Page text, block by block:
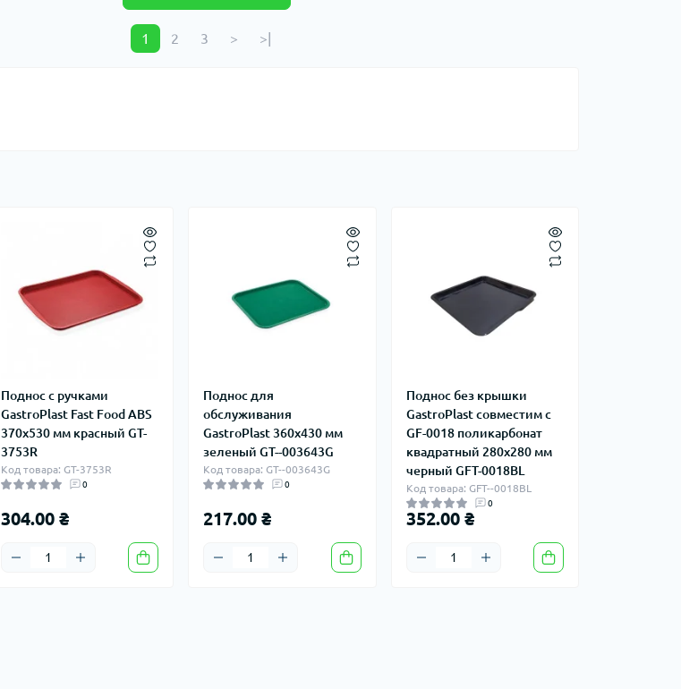
1 2 3 > >|
Поднос с ручками
GastroPlast Fast Food ABS
370х530 мм красный GT-
3753R
Код товара: GT-3753R
0
304.00 ₴
Поднос для
обслуживания
GastroPlast 360х430 мм
зеленый GT--003643G
Код товара: GT--003643G
0
217.00 ₴
Поднос без крышки
GastroPlast совместим с
GF-0018 поликарбонат
квадратный 280х280 мм
черный GFT-0018BL
Код товара: GFT--0018BL
0
352.00 ₴